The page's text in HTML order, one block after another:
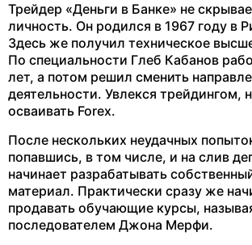
Трейдер «Деньги в Банке» не
личность. Он родился в 1967 году в
Здесь же получил техническое
По специальности Глеб Кабанов
лет, а потом решил сменить
деятельности. Увлекся трейдингом,
осваивать Forex.
После нескольких неудачных
попавшись, в том числе, и на слив
начинает разрабатывать
материал. Практически сразу же
продавать обучающие курсы,
последователем Джона Мерфи.